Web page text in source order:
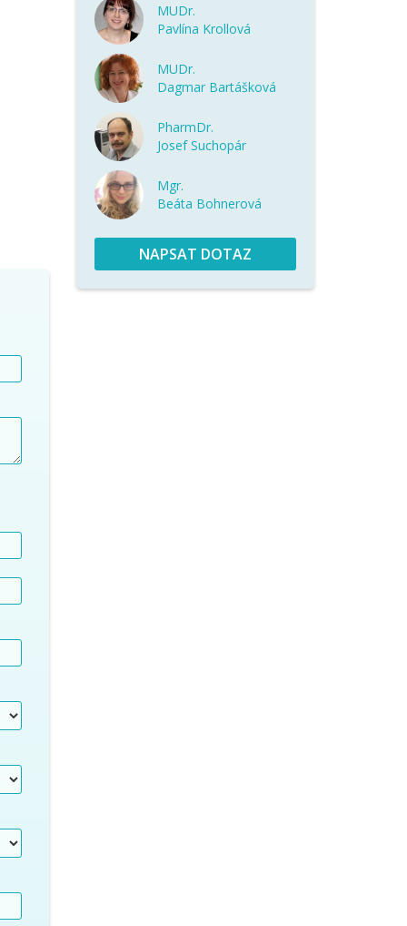
MUDr.
Pavlína Krollová
MUDr.
Dagmar Bartášková
PharmDr.
Josef Suchopár
Mgr.
Beáta Bohnerová
NAPSAT DOTAZ